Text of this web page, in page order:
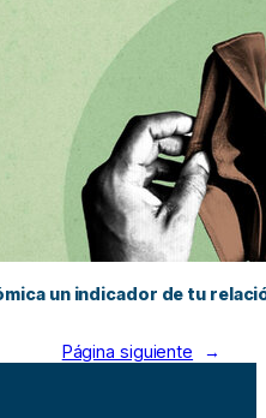
un indicador de tu
Página siguiente →